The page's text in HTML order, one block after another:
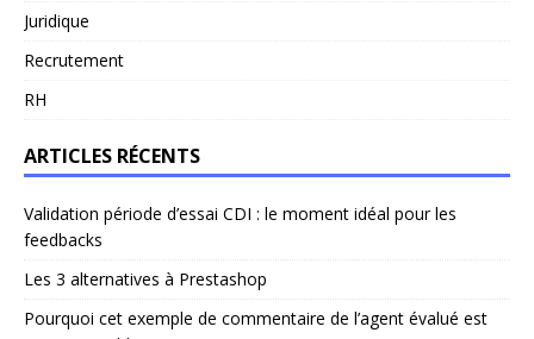
Juridique
Recrutement
RH
ARTICLES RÉCENTS
Validation période d’essai CDI : le moment idéal pour les
feedbacks
Les 3 alternatives à Prestashop
Pourquoi cet exemple de commentaire de l’agent évalué est